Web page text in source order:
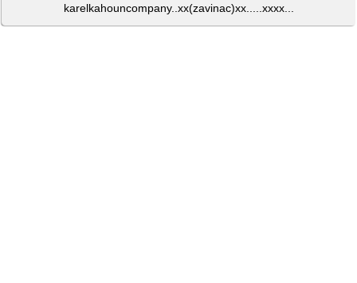
karelkahouncompany..xx(zavinac)xx.....xxxx...